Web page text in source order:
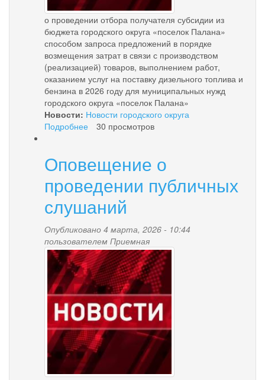
о проведении отбора получателя субсидии из
бюджета городского округа «поселок Палана»
способом запроса предложений в порядке
возмещения затрат в связи с производством
(реализацией) товаров, выполнением работ,
оказанием услуг на поставку дизельного топлива и
бензина в 2026 году для муниципальных нужд
городского округа «поселок Палана»
Новости: Новости городского округа
Подробнее
30 просмотров
Оповещение о
проведении публичных
слушаний
Опубликовано 4 марта, 2026 - 10:44
пользователем Приемная
news-
palana.jpg